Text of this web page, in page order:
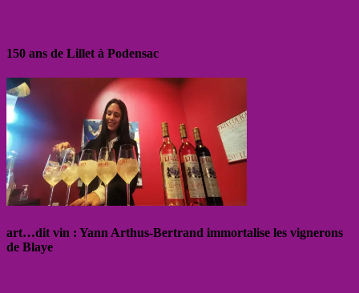
150 ans de Lillet à Podensac
art…dit vin : Yann Arthus-Bertrand immortalise les vignerons
de Blaye